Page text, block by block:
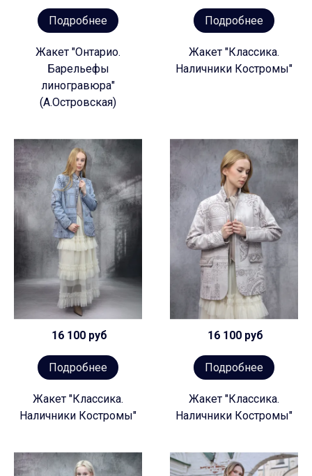
Подробнее
Жакет "Онтарио.
Барельефы
линогравюра"
(А.Островская)
Подробнее
Жакет "Классика.
Наличники Костромы"
16 100 руб
Подробнее
Жакет "Классика.
Наличники Костромы"
16 100 руб
Подробнее
Жакет "Классика.
Наличники Костромы"